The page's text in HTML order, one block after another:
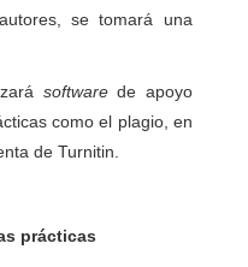
se tomará una
softwarede apoyo
como el plagio, en
de Turnitin.
prácticas